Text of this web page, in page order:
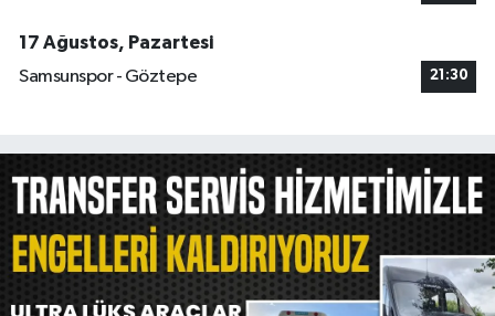
17 Ağustos, Pazartesi
Samsunspor - Göztepe
21:30